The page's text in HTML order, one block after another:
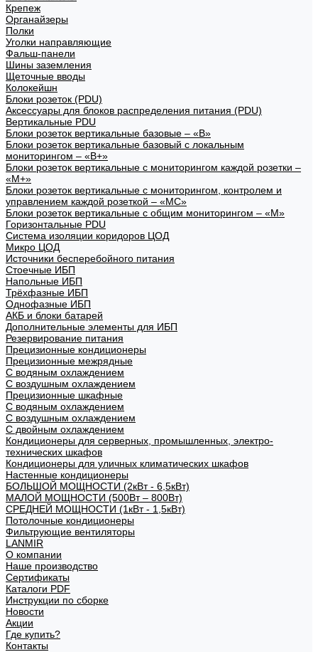
Крепеж
Органайзеры
Полки
Уголки направляющие
Фальш-панели
Шины заземления
Щеточные вводы
Колокейшн
Блоки розеток (PDU)
Аксессуары для блоков распределения питания (PDU)
Вертикальные PDU
Блоки розеток вертикальные базовые – «В»
Блоки розеток вертикальные базовый с локальным
мониторингом – «В+»
Блоки розеток вертикальные с мониторингом каждой розетки –
«М+»
Блоки розеток вертикальные с мониторингом, контролем и
управлением каждой розеткой – «МС»
Блоки розеток вертикальные с общим мониторингом – «М»
Горизонтальные PDU
Система изоляции коридоров ЦОД
Микро ЦОД
Источники бесперебойного питания
Стоечные ИБП
Напольные ИБП
Трёхфазные ИБП
Однофазные ИБП
АКБ и блоки батарей
Дополнительные элементы для ИБП
Резервирование питания
Прецизионные кондиционеры
Прецизионные межрядные
С водяным охлаждением
С воздушным охлаждением
Прецизионные шкафные
С водяным охлаждением
С воздушным охлаждением
С двойным охлаждением
Кондиционеры для серверных, промышленных, электро-
технических шкафов
Кондиционеры для уличных климатических шкафов
Настенные кондиционеры
БОЛЬШОЙ МОЩНОСТИ (2кВт - 6,5кВт)
МАЛОЙ МОЩНОСТИ (500Вт – 800Вт)
СРЕДНЕЙ МОЩНОСТИ (1кВт - 1,5кВт)
Потолочные кондиционеры
Фильтрующие вентиляторы
LANMIR
О компании
Наше производство
Сертификаты
Каталоги PDF
Инструкции по сборке
Новости
Акции
Где купить?
Контакты